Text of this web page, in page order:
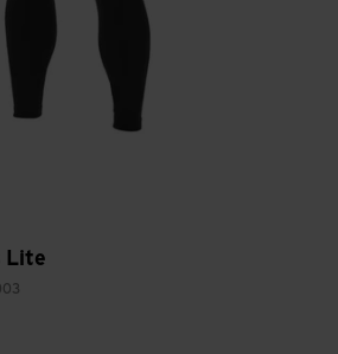
Lite